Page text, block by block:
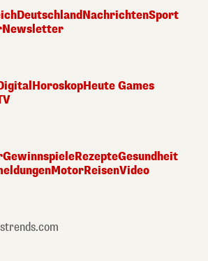
DeutschlandNachrichtenSport
Newsletter
HoroskopHeute Games
GewinnspieleRezepteGesundheit
MotorReisenVideo